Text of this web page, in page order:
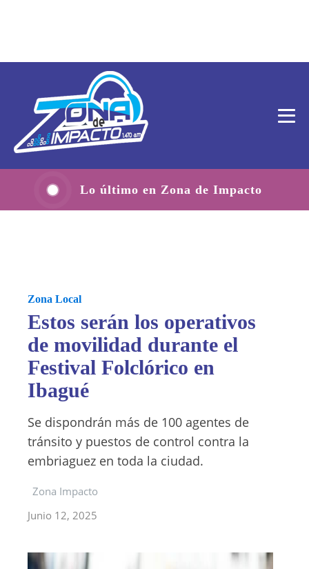
Lo último en Zona de Impacto
Zona Local
Estos serán los operativos
de movilidad durante el
Festival Folclórico en
Ibagué
Se dispondrán más de 100 agentes de
tránsito y puestos de control contra la
embriaguez en toda la ciudad.
Zona Impacto
Junio 12, 2025